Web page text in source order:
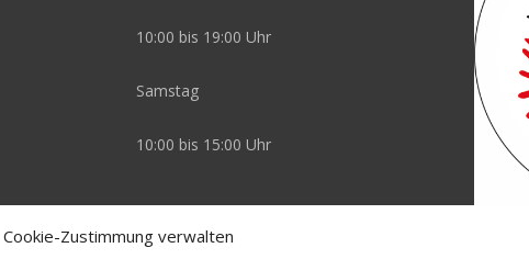
Cookie-Zustimmung verwalten
10:00 bis 19:00 Uhr
Samstag
10:00 bis 15:00 Uhr